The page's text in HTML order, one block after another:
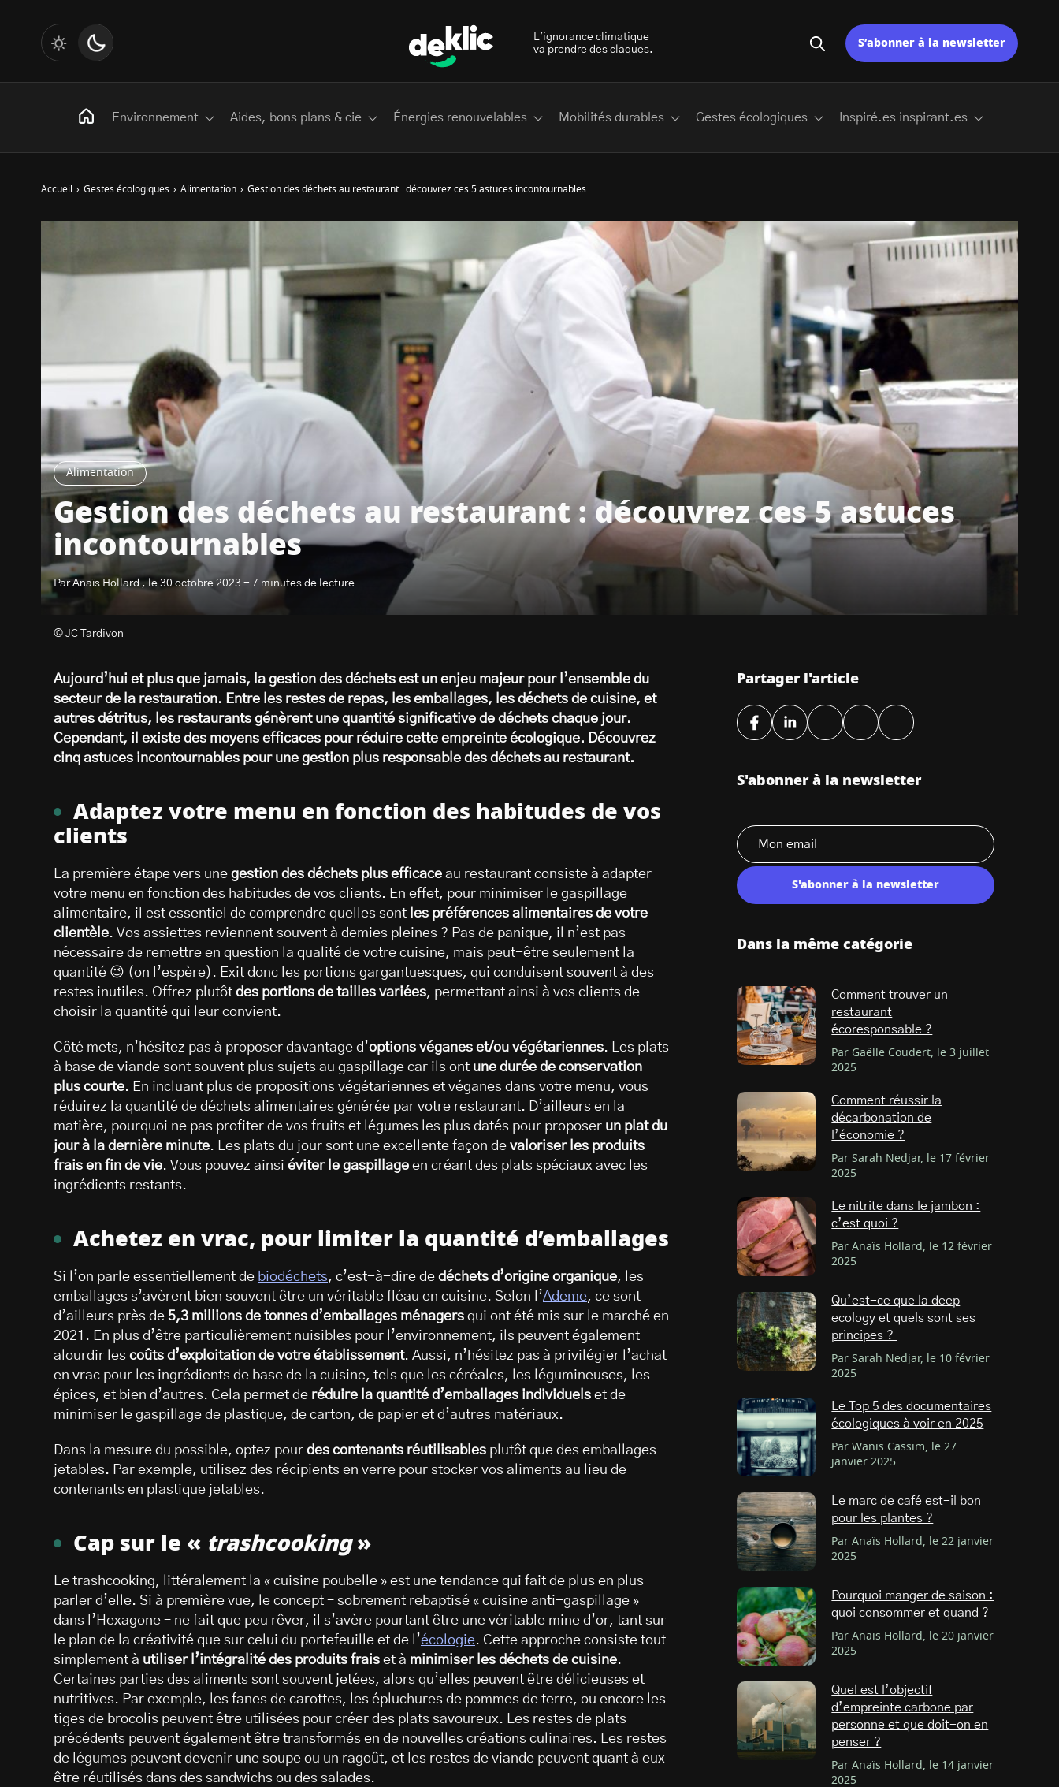
Alimentation
Gestion des déchets au restaurant : découvrez ces 5 astuces
incontournables
Par Anaïs Hollard , le 30 octobre 2023 - 7 minutes de lecture
© JC Tardivon
Accueil › Gestes écologiques › Alimentation › Gestion des déchets au restaurant : découvrez ces 5 astuces incontournables
Aujourd’hui et plus que jamais, la gestion des déchets est un enjeu majeur pour l’ensemble du
secteur de la restauration. Entre les restes de repas, les emballages, les déchets de cuisine, et
autres détritus, les restaurants génèrent une quantité significative de déchets chaque jour.
Cependant, il existe des moyens efficaces pour réduire cette empreinte écologique. Découvrez
cinq astuces incontournables pour une gestion plus responsable des déchets au restaurant.
Adaptez votre menu en fonction des habitudes de vos
clients
La première étape vers une gestion des déchets plus efficace au restaurant consiste à adapter
votre menu en fonction des habitudes de vos clients. En effet, pour minimiser le gaspillage
alimentaire, il est essentiel de comprendre quelles sont les préférences alimentaires de votre
clientèle. Vos assiettes reviennent souvent à demies pleines ? Pas de panique, il n’est pas
nécessaire de remettre en question la qualité de votre cuisine, mais peut-être seulement la
quantité 😉 (on l’espère). Exit donc les portions gargantuesques, qui conduisent souvent à des
restes inutiles. Offrez plutôt des portions de tailles variées, permettant ainsi à vos clients de
choisir la quantité qui leur convient.
Côté mets, n’hésitez pas à proposer davantage d’options véganes et/ou végétariennes. Les plats
à base de viande sont souvent plus sujets au gaspillage car ils ont une durée de conservation
plus courte. En incluant plus de propositions végétariennes et véganes dans votre menu, vous
réduirez la quantité de déchets alimentaires générée par votre restaurant. D’ailleurs en la
matière, pourquoi ne pas profiter de vos fruits et légumes les plus datés pour proposer un plat du
jour à la dernière minute. Les plats du jour sont une excellente façon de valoriser les produits
frais en fin de vie. Vous pouvez ainsi éviter le gaspillage en créant des plats spéciaux avec les
ingrédients restants.
Achetez en vrac, pour limiter la quantité d’emballages
Si l’on parle essentiellement de biodéchets, c’est-à-dire de déchets d’origine organique, les
emballages s’avèrent bien souvent être un véritable fléau en cuisine. Selon l’Ademe, ce sont
d’ailleurs près de 5,3 millions de tonnes d’emballages ménagers qui ont été mis sur le marché en
2021. En plus d’être particulièrement nuisibles pour l’environnement, ils peuvent également
alourdir les coûts d’exploitation de votre établissement. Aussi, n’hésitez pas à privilégier l’achat
en vrac pour les ingrédients de base de la cuisine, tels que les céréales, les légumineuses, les
épices, et bien d’autres. Cela permet de réduire la quantité d’emballages individuels et de
minimiser le gaspillage de plastique, de carton, de papier et d’autres matériaux.
Dans la mesure du possible, optez pour des contenants réutilisables plutôt que des emballages
jetables. Par exemple, utilisez des récipients en verre pour stocker vos aliments au lieu de
contenants en plastique jetables.
Cap sur le « trashcooking»
Le trashcooking, littéralement la « cuisine poubelle » est une tendance qui fait de plus en plus
parler d’elle. Si à première vue, le concept – sobrement rebaptisé « cuisine anti-gaspillage »
dans l’Hexagone – ne fait que peu rêver, il s’avère pourtant être une véritable mine d’or, tant sur
le plan de la créativité que sur celui du portefeuille et de l’écologie. Cette approche consiste tout
simplement à utiliser l’intégralité des produits frais et à minimiser les déchets de cuisine.
Certaines parties des aliments sont souvent jetées, alors qu’elles peuvent être délicieuses et
nutritives. Par exemple, les fanes de carottes, les épluchures de pommes de terre, ou encore les
tiges de brocolis peuvent être utilisées pour créer des plats savoureux. Les restes de plats
précédents peuvent également être transformés en de nouvelles créations culinaires. Les restes
de légumes peuvent devenir une soupe ou un ragoût, et les restes de viande peuvent quant à eux
être réutilisés dans des sandwichs ou des salades.
Partager l'article
S'abonner à la newsletter
S'abonner à la newsletter
Dans la même catégorie
Comment trouver un
restaurant
écoresponsable ?
Par Gaëlle Coudert, le 3 juillet
2025
Comment réussir la
décarbonation de
l’économie ?
Par Sarah Nedjar, le 17 février
2025
Le nitrite dans le jambon :
c’est quoi ?
Par Anaïs Hollard, le 12 février
2025
Qu’est-ce que la deep
ecology et quels sont ses
principes ?
Par Sarah Nedjar, le 10 février
2025
Le Top 5 des documentaires
écologiques à voir en 2025
Par Wanis Cassim, le 27
janvier 2025
Le marc de café est-il bon
pour les plantes ?
Par Anaïs Hollard, le 22 janvier
2025
Pourquoi manger de saison :
quoi consommer et quand ?
Par Anaïs Hollard, le 20 janvier
2025
Quel est l’objectif
d’empreinte carbone par
personne et que doit-on en
penser ?
Par Anaïs Hollard, le 14 janvier
2025
L'ignorance climatique
va prendre des claques.
S’abonner à la newsletter
Environnement Aides, bons plans & cie Énergies renouvelables Mobilités durables Gestes écologiques Inspiré.es inspirant.es
Les mots clés les plus recherchés sur Deklic
deklic kids interview influenceur.se